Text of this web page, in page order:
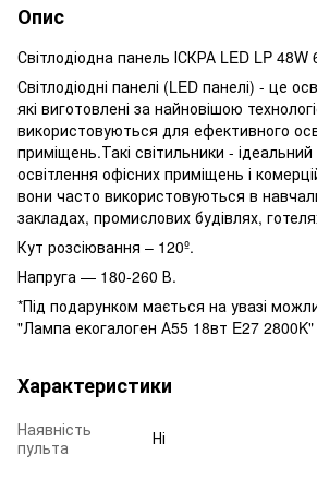
Опис
Світлодіодна панель ІСКРА LED LP 48W
Світлодіодні панелі (LED панелі) - це
які виготовлені за найновішою
використовуються для ефективного
приміщень.Такі світильники -
освітлення офісних приміщень і
вони часто використовуються в
закладах, промислових будівлях,
Кут розсіювання – 120º.
Напруга — 180-260 В.
*Під подарунком мається на увазі
"Лампа екогалоген А55 18вт E27 2800K"
Характеристики
Наявність
пульта
Ні